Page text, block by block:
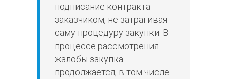
подписание контракта
заказчиком, не затрагивая
саму процедуру закупки. В
процессе рассмотрения
жалобы закупка
продолжается, в том числе